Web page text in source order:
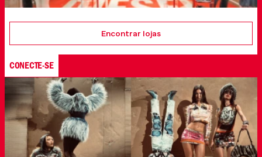
Encontrar lojas
CONECTE-SE